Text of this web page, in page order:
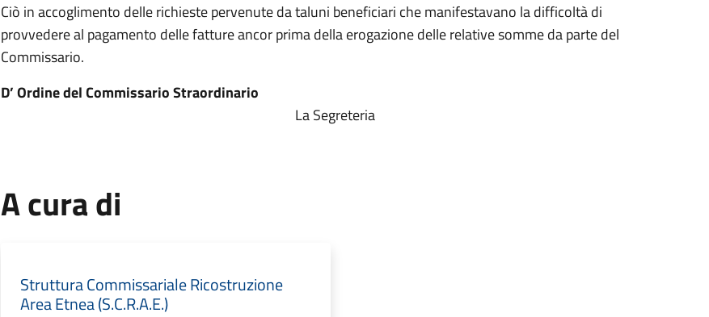
Ciò in accoglimento delle richieste pervenute da taluni beneficiari che manifestavano la difficoltà di
provvedere al pagamento delle fatture ancor prima della erogazione delle relative somme da parte del
Commissario.
D’ Ordine del Commissario Straordinario
La Segreteria
A cura di
Struttura Commissariale Ricostruzione
Area Etnea (S.C.R.A.E.)